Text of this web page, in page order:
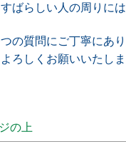
ばらしい人の周りに
の質問にご丁寧にあ
ろしくお願いいたし